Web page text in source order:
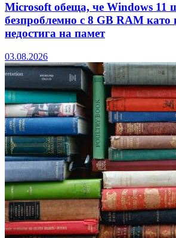
Microsoft обеща, че Windows 11
безпроблемно с 8 GB RAM като
недостига на памет
03.08.2026